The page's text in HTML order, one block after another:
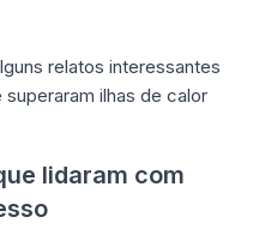
relatos interessantes
ilhas de calor
lidaram com